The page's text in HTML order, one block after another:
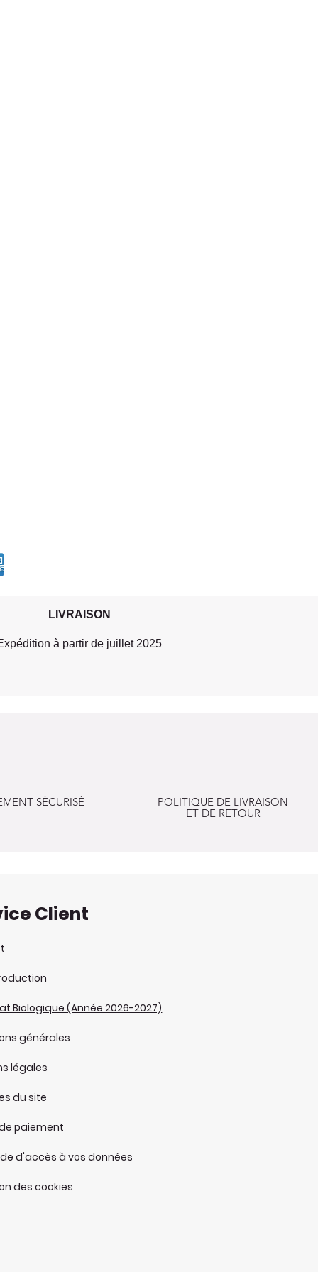
LIVRAISON
à partir de juillet 2025
SÉCURISÉ
POLITIQUE DE LIVRAISON
ET DE RETOUR
Client
Biologique (Année 2026-2027)
générales
légales
du site
paiement
d'accès à vos données
des cookies